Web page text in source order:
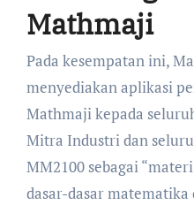
Mathmaji
Pada kesempatan ini,
menyediakan aplikasi
Mathmaji kepada
Mitra Industri dan
MM2100 sebagai
dasar-dasar matematika